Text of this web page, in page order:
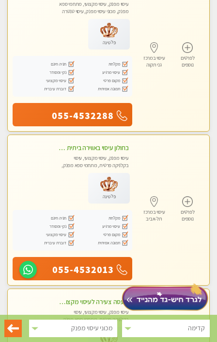
קדימה מכוני עיסוי מפנק
לפרטים
נוספים
עיסוי במרכז
גני תקוה
עיסוי מפנק, עיסוי מקצועי, מתחמי ספא
מפנק, מכוני עיסוי מפנק, עיסוי טנטרה
פלטינה
מקלחת
חניה חינם
עיסוי מרגיע
נקי ומסודר
מקום פרטי
עיסוי מקצועי
תמונה אמיתית
דוברת עיברית
055-4532288
לפרטים
נוספים
עיסוי במרכז
תל-אביב
בחולון עיסוי באווירה ביתית רגועה שקט , עיסוי ספורטיבי משחרר לכל הגוף. מעסה צעירה ואלופה לעיסוי מפנק מומלץ מאוד ....פרטי!! ללא מין !!
עיסוי מפנק, עיסוי מקצועי, עיסוי
בקלניקה פרטית, מתחמי ספא מפנק,
פלטינה
מקלחת
חניה חינם
עיסוי מרגיע
נקי ומסודר
מקום פרטי
עיסוי מקצועי
תמונה אמיתית
דוברת עיברית
055-4532013
מעסה צעירה לעיסוי מקצועי בבת-ים ללא מין !!
עיסוי מפנק, עיסוי מקצועי, עיסוי
בקלניקה פרטית, מתחמי ספא מפנק,
מכוני עיסוי מפנק, עיסוי עד הבית, עיסוי